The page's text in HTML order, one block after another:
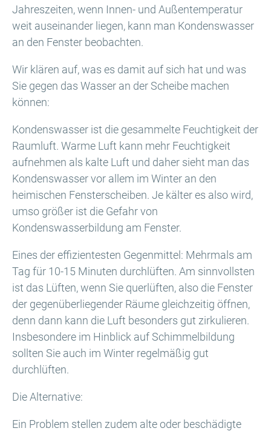
Jahreszeiten, wenn Innen- und Außentemperatur
weit auseinander liegen, kann man Kondenswasser
an den Fenster beobachten.
Wir klären auf, was es damit auf sich hat und was
Sie gegen das Wasser an der Scheibe machen
können:
Kondenswasser ist die gesammelte Feuchtigkeit der
Raumluft. Warme Luft kann mehr Feuchtigkeit
aufnehmen als kalte Luft und daher sieht man das
Kondenswasser vor allem im Winter an den
heimischen Fensterscheiben. Je kälter es also wird,
umso größer ist die Gefahr von
Kondenswasserbildung am Fenster.
Eines der effizientesten Gegenmittel: Mehrmals am
Tag für 10-15 Minuten durchlüften. Am sinnvollsten
ist das Lüften, wenn Sie querlüften, also die Fenster
der gegenüberliegender Räume gleichzeitig öffnen,
denn dann kann die Luft besonders gut zirkulieren.
Insbesondere im Hinblick auf Schimmelbildung
sollten Sie auch im Winter regelmäßig gut
durchlüften.
Die Alternative:
Ein Problem stellen zudem alte oder beschädigte